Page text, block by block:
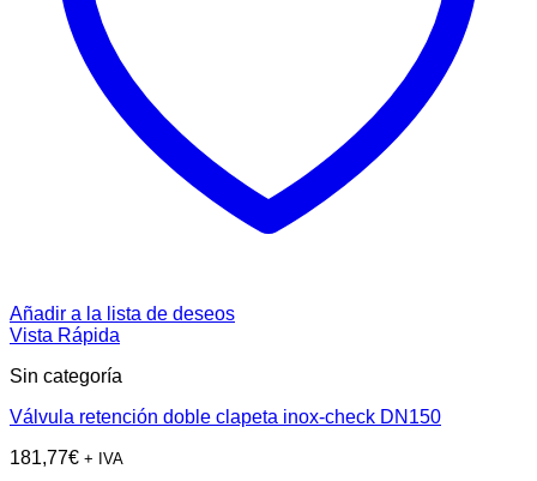
Añadir a la lista de deseos
Vista Rápida
Sin categoría
Válvula retención doble clapeta inox-check DN150
181,77€ + IVA